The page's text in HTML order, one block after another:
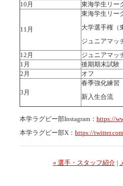
10月
東海学生リー
11月
東海学生リー
大学選手権（
ジュニアマッ
12月
ジュニアマッ
1月
後期期末試験
2月
オフ
3月
春季強化練習
新入生合流
本学ラグビー部Instagram： https://
本学ラグビー部X： https://
« 選手・スタッフ紹介|